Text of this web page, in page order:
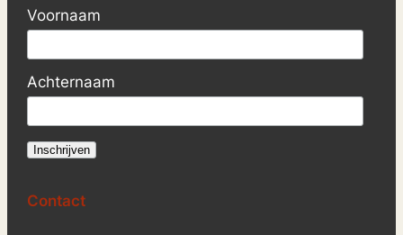
Voornaam
Achternaam
Contact